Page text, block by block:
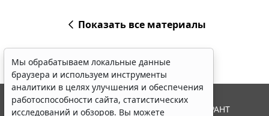
Показать все материалы
Мы обрабатываем локальные данные
браузера и используем инструменты
аналитики в целях улучшения и обеспечения
работоспособности сайта, статистических
исследований и обзоров. Вы можете
© ООО "НПП "ГАРАНТ-СЕРВИС", 2026. Система ГАРАНТ